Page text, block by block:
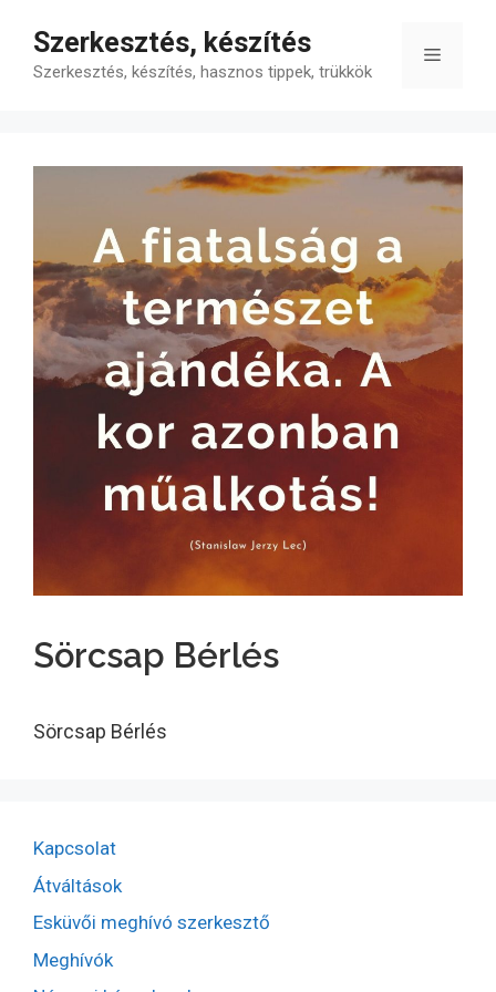
tartalomba
Szerkesztés, készítés
Szerkesztés, készítés, hasznos tippek, trükkök
Menü
Sörcsap Bérlés
Sörcsap Bérlés
Kapcsolat
Átváltások
Esküvői meghívó szerkesztő
Meghívók